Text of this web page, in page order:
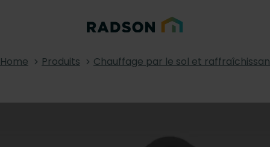
Home Produits Chauffage par le sol et